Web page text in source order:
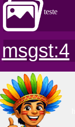
teste
msgst:4